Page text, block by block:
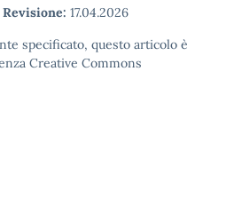
Revisione: 17.04.2026
specificato, questo articolo è
Creative Commons